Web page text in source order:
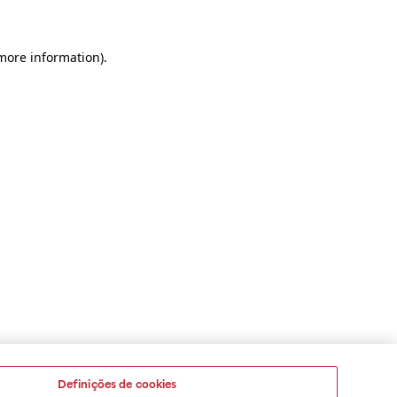
information).
Definições de cookies